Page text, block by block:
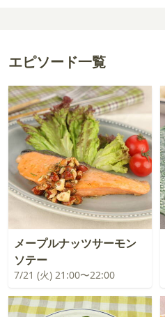
エピソード一覧
メープルナッツサーモン
ソテー
7/21 (火) 21:00〜22:00